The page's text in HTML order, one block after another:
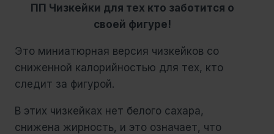
ПП Чизкейки для тех кто заботится о
своей фигуре!
Это миниатюрная версия чизкейков со
сниженной калорийностью для тех, кто
следит за фигурой.
В этих чизкейках нет белого сахара,
снижена жирность, и это означает, что